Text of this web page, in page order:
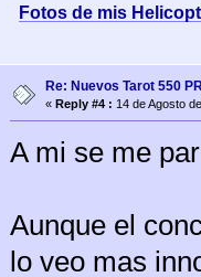
Fotos de mis
Re: Nuevos Tarot 550
« Reply #4 : 14 de Agosto
A mi se me
Aunque el
lo veo mas